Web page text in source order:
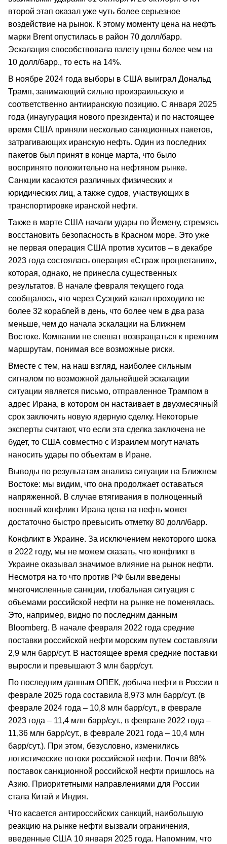
второй этап оказал уже чуть более серьезное
воздействие на рынок. К этому моменту цена на нефть
марки Brent опустилась в район 70 долл/барр.
Эскалация способствовала взлету цены более чем на
10 долл/барр., то есть на 14%.
В ноябре 2024 года выборы в США выиграл Дональд
Трамп, занимающий сильно произраильскую и
соответственно антииранскую позицию. С января 2025
года (инаугурация нового президента) и по настоящее
время США приняли несколько санкционных пакетов,
затрагивающих иранскую нефть. Один из последних
пакетов был принят в конце марта, что было
воспринято положительно на нефтяном рынке.
Санкции касаются различных физических и
юридических лиц, а также судов, участвующих в
транспортировке иранской нефти.
Также в марте США начали удары по Йемену, стремясь
восстановить безопасность в Красном море. Это уже
не первая операция США против хуситов – в декабре
2023 года состоялась операция «Страж процветания»,
которая, однако, не принесла существенных
результатов. В начале февраля текущего года
сообщалось, что через Суэцкий канал проходило не
более 32 кораблей в день, что более чем в два раза
меньше, чем до начала эскалации на Ближнем
Востоке. Компании не спешат возвращаться к прежним
маршрутам, понимая все возможные риски.
Вместе с тем, на наш взгляд, наиболее сильным
сигналом по возможной дальнейшей эскалации
ситуации является письмо, отправленное Трампом в
адрес Ирана, в котором он настаивает в двухмесячный
срок заключить новую ядерную сделку. Некоторые
эксперты считают, что если эта сделка заключена не
будет, то США совместно с Израилем могут начать
наносить удары по объектам в Иране.
Выводы по результатам анализа ситуации на Ближнем
Востоке: мы видим, что она продолжает оставаться
напряженной. В случае втягивания в полноценный
военный конфликт Ирана цена на нефть может
достаточно быстро превысить отметку 80 долл/барр.
Конфликт в Украине. За исключением некоторого шока
в 2022 году, мы не можем сказать, что конфликт в
Украине оказывал значимое влияние на рынок нефти.
Несмотря на то что против РФ были введены
многочисленные санкции, глобальная ситуация с
объемами российской нефти на рынке не поменялась.
Это, например, видно по последним данным
Bloomberg. В начале февраля 2022 года средние
поставки российской нефти морским путем составляли
2,9 млн барр/cут. В настоящее время средние поставки
выросли и превышают 3 млн барр/сут.
По последним данным ОПЕК, добыча нефти в России в
феврале 2025 года составила 8,973 млн барр/сут. (в
феврале 2024 года – 10,8 млн барр/cут., в феврале
2023 года – 11,4 млн барр/сут., в феврале 2022 года –
11,36 млн барр/cут., в феврале 2021 года – 10,4 млн
барр/cут.). При этом, безусловно, изменились
логистические потоки российской нефти. Почти 88%
поставок санкционной российской нефти пришлось на
Азию. Приоритетными направлениями для России
стала Китай и Индия.
Что касается антироссийских санкций, наибольшую
реакцию на рынке нефти вызвали ограничения,
введенные США 10 января 2025 года. Напомним, что